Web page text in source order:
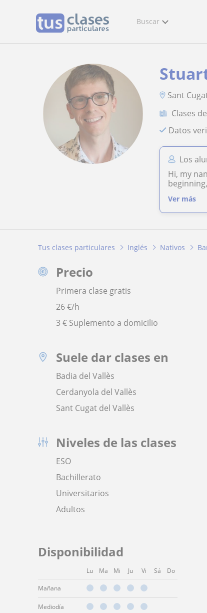
Buscar
Sant
Clases
Datos
Los
Hi, my
Ver más
Tus clases particulares Inglés Nativos
Precio
Primera clase gratis
26€/h
3 € Suplemento a domicilio
Suele dar clases en
Badia del Vallès
Cerdanyola del Vallès
Sant Cugat del Vallès
Niveles de las clases
ESO
Bachillerato
Universitarios
Adultos
Disponibilidad
Lu Ma Mi Ju Vi Sá Do
Mañana
Mediodía